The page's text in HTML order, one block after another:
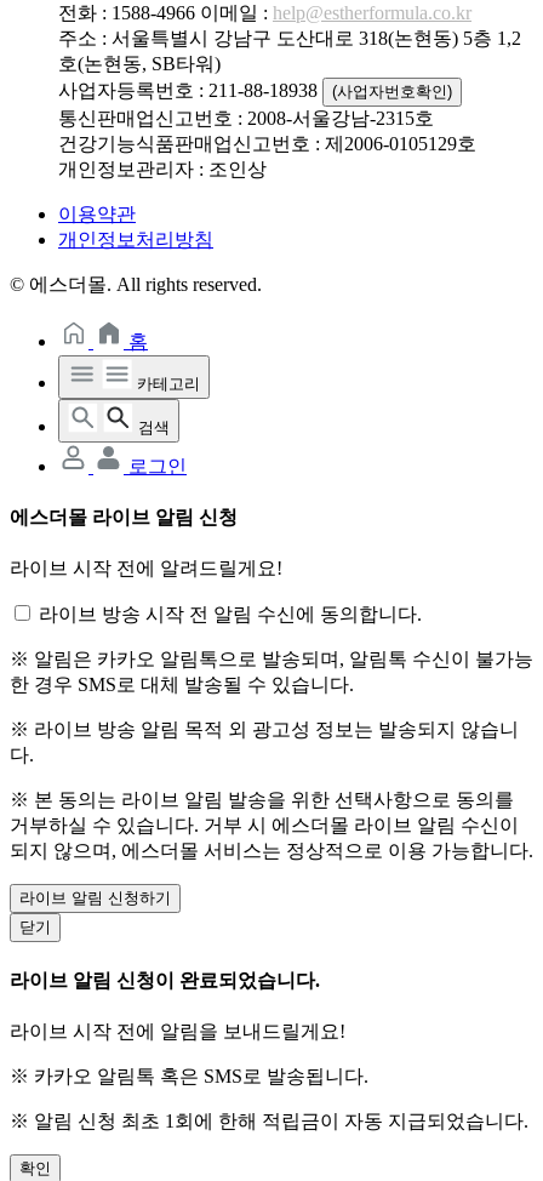
전화 : 1588-4966 이메일 : help@estherformula.co.kr
주소 : 서울특별시 강남구 도산대로 318(논현동) 5층 1,2
호(논현동, SB타워)
사업자등록번호 : 211-88-18938
(사업자번호확인)
통신판매업신고번호 : 2008-서울강남-2315호
건강기능식품판매업신고번호 : 제2006-0105129호
개인정보관리자 : 조인상
이용약관
개인정보처리방침
© 에스더몰. All rights reserved.
홈
카테고리
검색
로그인
에스더몰 라이브 알림 신청
라이브 시작 전에 알려드릴게요!
라이브 방송 시작 전 알림 수신에 동의합니다.
※ 알림은 카카오 알림톡으로 발송되며, 알림톡 수신이 불가능
한 경우 SMS로 대체 발송될 수 있습니다.
※ 라이브 방송 알림 목적 외 광고성 정보는 발송되지 않습니
다.
※ 본 동의는 라이브 알림 발송을 위한 선택사항으로 동의를
거부하실 수 있습니다. 거부 시 에스더몰 라이브 알림 수신이
되지 않으며, 에스더몰 서비스는 정상적으로 이용 가능합니다.
라이브 알림 신청하기
닫기
라이브 알림 신청이 완료되었습니다.
라이브 시작 전에 알림을 보내드릴게요!
※ 카카오 알림톡 혹은 SMS로 발송됩니다.
※ 알림 신청 최초 1회에 한해 적립금이 자동 지급되었습니다.
확인